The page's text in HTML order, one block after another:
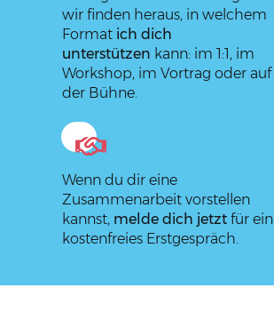
wir finden heraus, in welchem
Format ich dich
unterstützen kann: im 1:1, im
Workshop, im Vortrag oder auf
der Bühne.
Wenn du dir eine
Zusammenarbeit vorstellen
kannst, melde dich jetzt für ein
kostenfreies Erstgespräch.